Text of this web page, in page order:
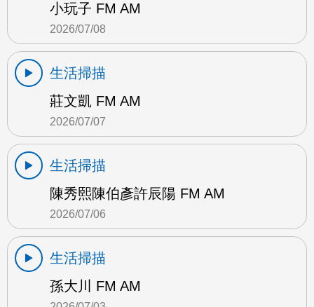
小玩子 FM AM
2026/07/08
生活掃描
莊文凱 FM AM
2026/07/07
生活掃描
陳秀熙陳伯彥許辰陽 FM AM
2026/07/06
生活掃描
孫大川 FM AM